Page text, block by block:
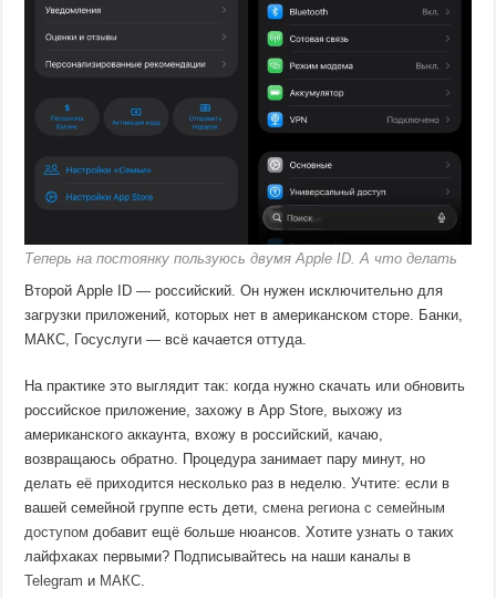
Теперь на постоянку пользуюсь двумя Apple ID. А что делать
Второй Apple ID — российский. Он нужен исключительно для
загрузки приложений, которых нет в американском сторе. Банки,
МАКС, Госуслуги — всё качается оттуда.
На практике это выглядит так: когда нужно скачать или обновить
российское приложение, захожу в App Store, выхожу из
американского аккаунта, вхожу в российский, качаю,
возвращаюсь обратно. Процедура занимает пару минут, но
делать её приходится несколько раз в неделю. Учтите: если в
вашей семейной группе есть дети,смена региона с семейным
доступом добавит ещё больше нюансов. Хотите узнать о таких
лайфхаках первыми? Подписывайтесь на наши каналы в
Telegram и МАКС